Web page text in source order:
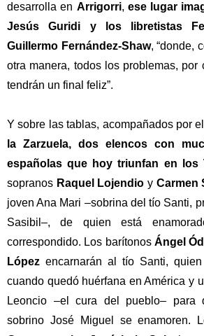
desarrolla en Arrigorri, ese lugar
Jesús Guridi y los libretistas
Guillermo Fernández-Shaw, “donde,
otra manera, todos los problemas, por
tendrán un final feliz”.
Y sobre las tablas, acompañados por el
la Zarzuela, dos elencos con
españolas que hoy triunfan en los
sopranos Raquel Lojendio y Carmen
joven Ana Mari –sobrina del tío Santi,
Sasibil–, de quien está
correspondido. Los barítonos Ángel
López encarnarán al tío Santi,
cuando quedó huérfana en América y
Leoncio –el cura del pueblo–
sobrino José Miguel se enamoren.